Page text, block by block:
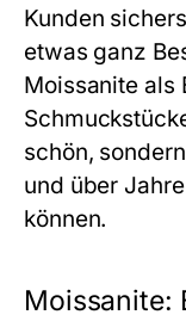
Kunden
etwas ganz
Moissanite als
schön,
und über
können.
Moissanite: